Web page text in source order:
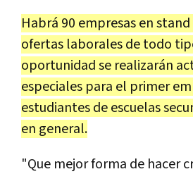
Habrá 90 empresas en stand
ofertas laborales de todo
oportunidad se realizarán
especiales para el primer
estudiantes de escuelas
en general.
"Que mejor forma de hacer